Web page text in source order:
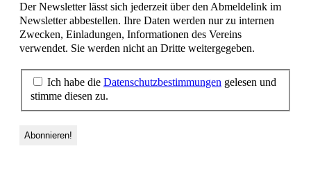
Der Newsletter lässt sich jederzeit über den Abmeldelink im
Newsletter abbestellen. Ihre Daten werden nur zu internen
Zwecken, Einladungen, Informationen des Vereins
verwendet. Sie werden nicht an Dritte weitergegeben.
Ich habe die Datenschutzbestimmungen gelesen und
stimme diesen zu.